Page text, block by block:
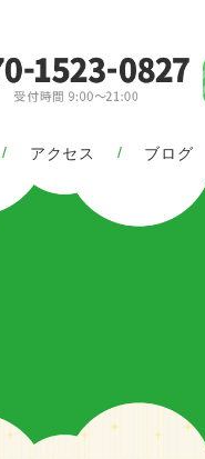
アクセス ブログ